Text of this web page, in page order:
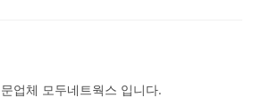
업체 모두네트웍스 입니다.